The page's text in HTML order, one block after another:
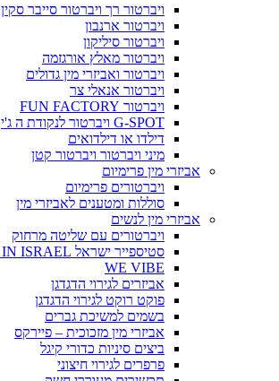
ויברטור רך ויברטור סייבר סקין
ויברטור ארנבון
ויברטור סיליקון
ויברטור מאלץ אורגזמה
ויברטור ואביזרי מין גדולים
ויברטור אנאלי צר
ויברטור FUN FACTORY
G-SPOT ויברטור לנקודת ה ג'י
דילדו או דילדואים
מיני ויברטור ויברטור קטן
אביזרי מין פרימיום
ויברטורים פרימיום
סוללות ומטענים לאביזרי מין
אביזרי מין לנשים
ויברטורים עם שליטה מרחוק
סטיספייר ישראל SATISFYER IN ISRAEL
WE VIBE
אביזרים לגירוי הדגדגן
פוקט רוקט לגירוי הדגדגן
בשמים למשיכת גברים
אביזרי מין מזכוכית – פיירקס
ביצים סיניות כדורי קיגל
פרפרים לגירוי חיצוני